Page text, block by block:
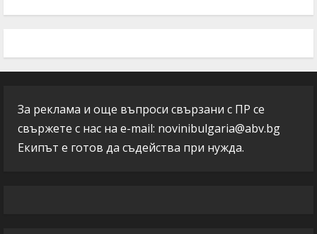
За реклама и още въпроси свързани с ПР се
свържете с нас на e-mail: novinibulgaria@abv.bg
Екипът е готов да съдейства при нужда.